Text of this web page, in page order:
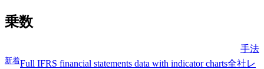
乗数
手法
新着Full IFRS financial statements data with indicator charts全社レ